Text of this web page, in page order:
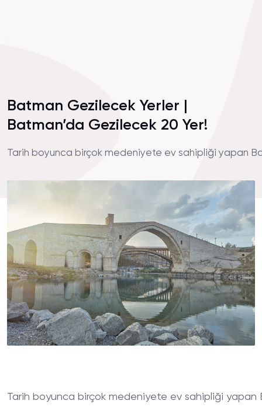
Batman Gezilecek Yerler |
Batman’da Gezilecek 20 Yer!
Tarih boyunca birçok medeniyete ev sahipliği yapan
Tarih boyunca birçok medeniyete ev sahipliği